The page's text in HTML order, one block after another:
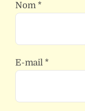
Nom *
E-mail *